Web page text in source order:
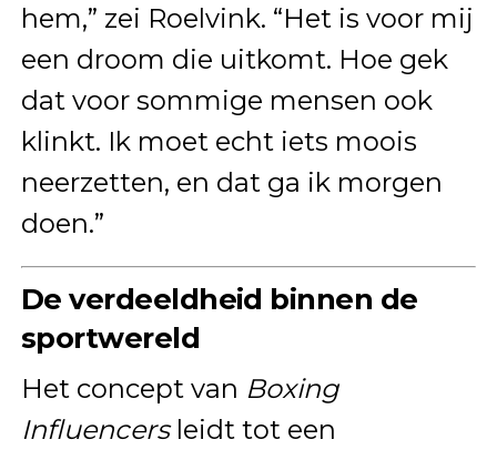
hem,” zei Roelvink. “Het is voor mij
een droom die uitkomt. Hoe gek
dat voor sommige mensen ook
klinkt. Ik moet echt iets moois
neerzetten, en dat ga ik morgen
doen.”
De verdeeldheid binnen de
sportwereld
Het concept van Boxing
Influencersleidt tot een